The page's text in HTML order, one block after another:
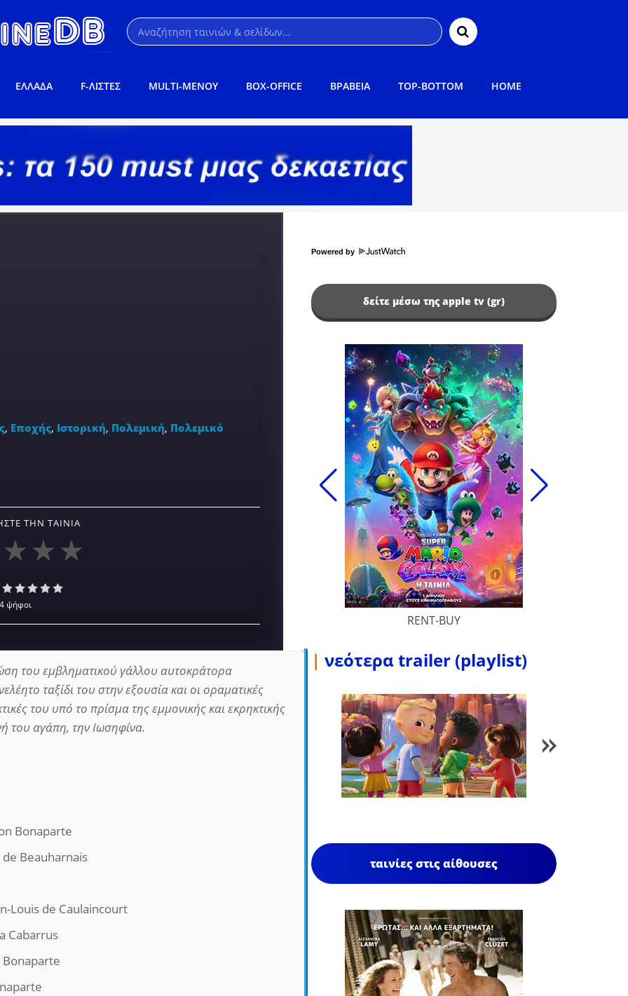
ΕΛΛΑΔΑ F-ΛΙΣΤΕΣ MULTI-ΜΕΝΟΥ BOX-OFFICE ΒΡΑΒΕΙΑ TOP-BOTTOM HOME
, Εποχής, Ιστορική, Πολεμική, Πολεμικό
ΤΗΝ ΤΑΙΝΊΑ
ψήφοι
του εμβληματικού γάλλου αυτοκράτορα
ταξίδι του στην εξουσία και οι οραματικές
του υπό το πρίσμα της εμμονικής και εκρηκτικής
του αγάπη, την Ιωσηφίνα.
Bonaparte
Beauharnais
Louis de Caulaincourt
Cabarrus
Powered by
δείτε μέσω της apple tv (gr)
RENT-BUY
| νεότερα trailer (playlist)
1/85
ταινίες στις αίθουσες